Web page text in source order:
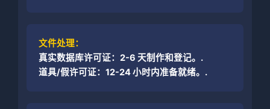
文件处理：
真实数据库许可证：2-6 天制作和登记。.
道具/假许可证：12-24 小时内准备就绪。.